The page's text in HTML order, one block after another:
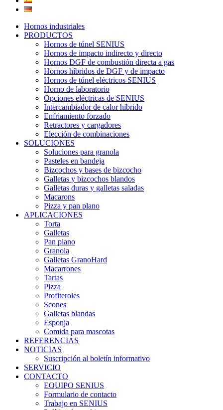
Hornos industriales
PRODUCTOS
Hornos de túnel SENIUS
Hornos de impacto indirecto y directo
Hornos DGF de combustión directa a gas
Hornos híbridos de DGF y de impacto
Hornos de túnel eléctricos SENIUS
Horno de laboratorio
Opciones eléctricas de SENIUS
Intercambiador de calor híbrido
Enfriamiento forzado
Retractores y cargadores
Elección de combinaciones
SOLUCIONES
Soluciones para granola
Pasteles en bandeja
Bizcochos y bases de bizcocho
Galletas y bizcochos blandos
Galletas duras y galletas saladas
Macarons
Pizza y pan plano
APLICACIONES
Torta
Galletas
Pan plano
Granola
Galletas GranoHard
Macarrones
Tartas
Pizza
Profiteroles
Scones
Galletas blandas
Esponja
Comida para mascotas
REFERENCIAS
NOTICIAS
Suscripción al boletín informativo
SERVICIO
CONTACTO
EQUIPO SENIUS
Formulario de contacto
Trabajo en SENIUS